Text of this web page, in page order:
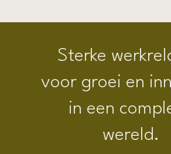
Sterke
voor groei en
in een
wereld.